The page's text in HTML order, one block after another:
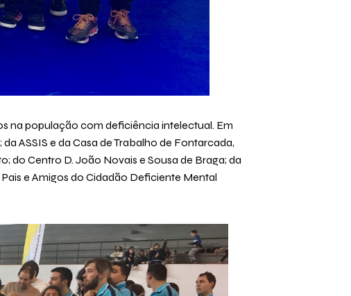
na população com deficiência intelectual. Em
ASSIS e da Casa de Trabalho de Fontarcada,
do Centro D. João Novais e Sousa de Braga; da
e Amigos do Cidadão Deficiente Mental